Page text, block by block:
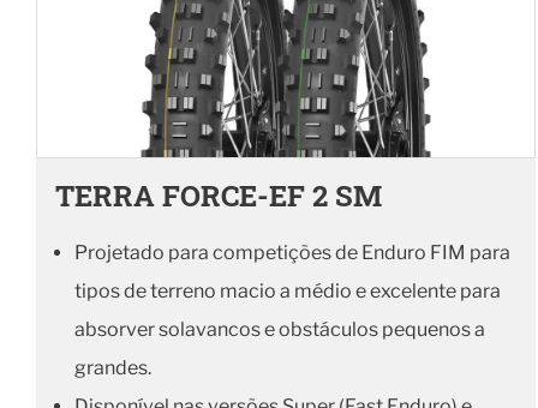
TERRA FORCE-EF 2 SM
Projetado para competições de Enduro FIM para
tipos de terreno macio a médio e excelente para
absorver solavancos e obstáculos pequenos a
grandes.